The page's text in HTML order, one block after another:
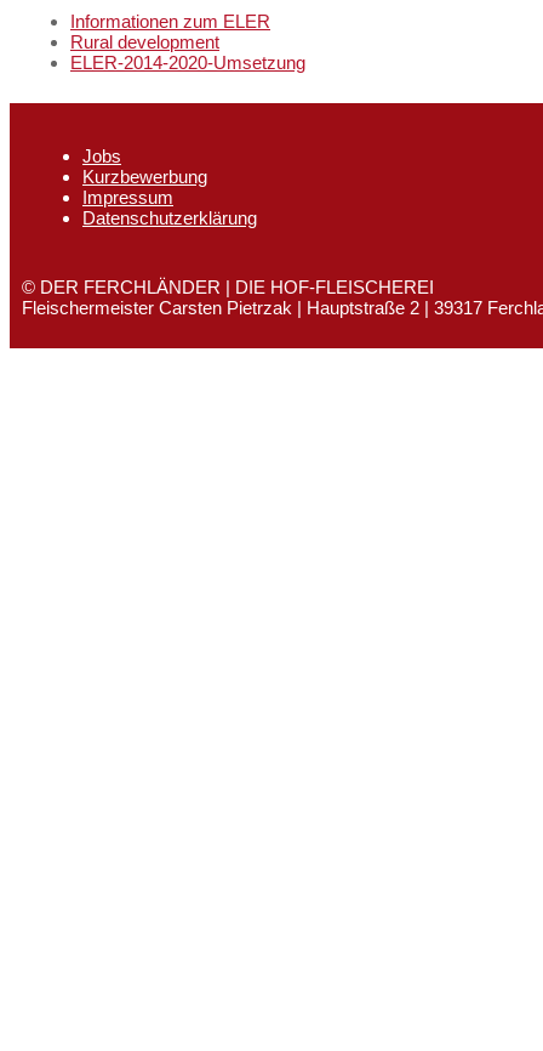
Informationen zum ELER
Rural development
ELER-2014-2020-Umsetzung
Jobs
Kurzbewerbung
Impressum
Datenschutzerklärung
© DER FERCHLÄNDER | DIE HOF-FLEISCHEREI
Fleischermeister Carsten Pietrzak | Hauptstraße 2 | 39317